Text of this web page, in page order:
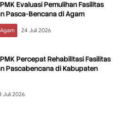
Evaluasi Pemulihan Fasilitas
Pasca-Bencana di Agam
24 Juli 2026
Percepat Rehabilitasi Fasilitas
Pascabencana di Kabupaten
Juli 2026